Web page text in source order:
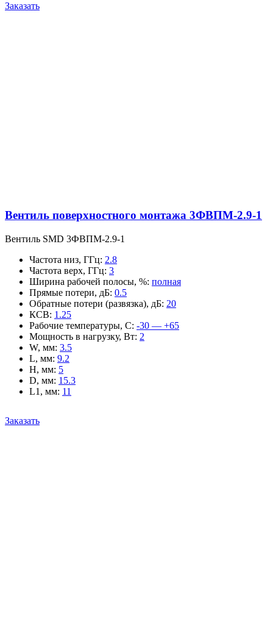
Заказать
Вентиль поверхностного монтажа 3ФВПМ-2.9-1
Вентиль SMD 3ФВПМ-2.9-1
Частота низ, ГГц: 2.8
Частота верх, ГГц: 3
Ширина рабочей полосы, %: полная
Прямые потери, дБ: 0.5
Обратные потери (развязка), дБ: 20
КСВ: 1.25
Рабочие температуры, С: -30 — +65
Мощность в нагрузку, Вт: 2
W, мм: 3.5
L, мм: 9.2
H, мм: 5
D, мм: 15.3
L1, мм: 11
Заказать